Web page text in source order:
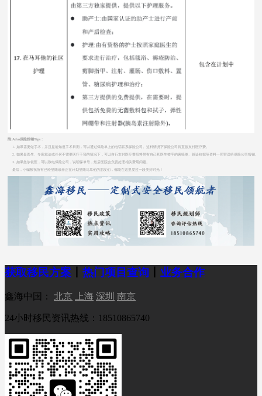
附:Atlas保险报销Tips：
1. 如果需要做手术，并且提前知道手术日期，可以通过保险单上的电话联系保险公司。这种情况下保险公司将直接支付医疗费。
2. 如果是医生、专家就诊或任何不需要医疗干预的情况下，可以自行支付医疗费后将带有自己和医生签字的索赔单、就诊收据等资料一同寄送给保险公司报销。
3. 如果急诊就医，可以致电保险公司，说明保单号，然后医院会负责处理相关费用问题。
最后，小编预祝所有已经登陆或者正在计划登陆马耳他的朋友们，都能在这里度过一段美好时光！
获取移民方案 热门项目查询 业务合作
鑫海中国： 北京 上海 深圳 南京
24小时移民资讯热线：18510865740